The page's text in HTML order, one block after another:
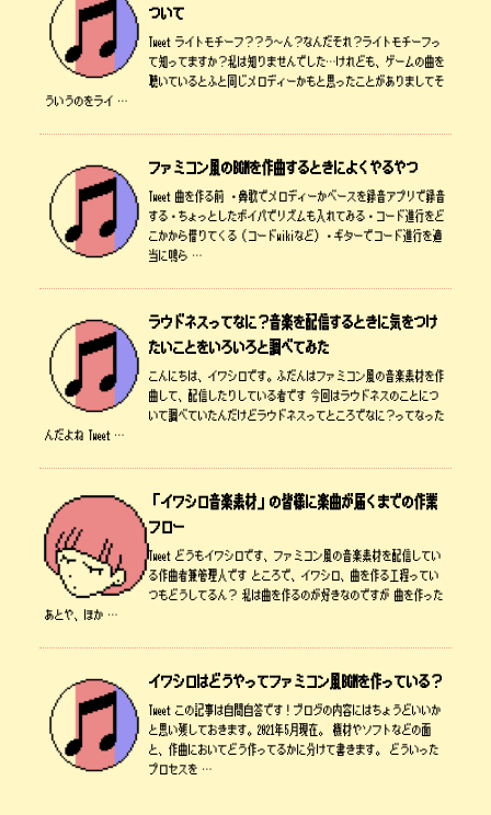
ついて
Tweet ライトモチーフ？？う～ん？なんだそれ？ライトモチーフっ
て知ってますか？私は知りませんでした…けれども、ゲームの曲を
聴いているとふと同じメロディーかもと思ったことがありましてそ
ういうのをライ …
ファミコン風のBGMを作曲するときによくやるやつ
Tweet 曲を作る前 ・鼻歌でメロディーかベースを録音アプリで録音
する・ちょっとしたボイパでリズムも入れてみる・コード進行をど
こかから借りてくる（コードwikiなど）・ギターでコード進行を適
当に鳴ら …
ラウドネスってなに？音楽を配信するときに気をつけ
たいことをいろいろと調べてみた
こんにちは、イワシロです。ふだんはファミコン風の音楽素材を作
曲して、配信したりしている者です 今回はラウドネスのことにつ
いて調べていたんだけどラウドネスってところでなに？ってなった
んだよね Tweet …
「イワシロ音楽素材」の皆様に楽曲が届くまでの作業
フロー
Tweet どうもイワシロです、ファミコン風の音楽素材を配信してい
る作曲者兼管理人です ところで、イワシロ、曲を作る工程ってい
つもどうしてるん？ 私は曲を作るのが好きなのですが 曲を作った
あとや、ほか …
イワシロはどうやってファミコン風BGMを作っている？
Tweet この記事は自問自答です！ブログの内容にはちょうどいいか
と思い残しておきます。2021年5月現在。 機材やソフトなどの面
と、作曲においてどう作ってるかに分けて書きます。 どういった
プロセスを …